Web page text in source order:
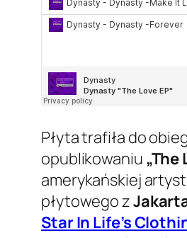
Płyta trafiła do
opublikowaniu „The
amerykańskiej
płytowego z
Star In Life’s